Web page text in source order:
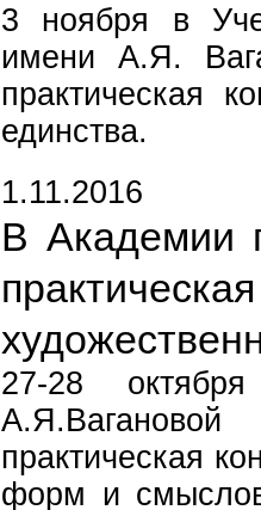
3 ноября в
имени А.Я.
практическая
единства.
1.11.2016
В Академии
27-28
А.Я.Вагановой
практическая
форм и